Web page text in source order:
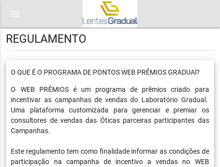
menu
REGULAMENTO
O QUE É O PROGRAMA DE PONTOS WEB PRÊMIOS GRADUAl?
O WEB PRÊMIOS é um programa de prêmios criado para
incentivar as campanhas de vendas do Laboratório Gradual.
Uma plataforma customizada para gerenciar e premiar os
consultores de vendas das Óticas parceiras participantes das
Campanhas.
Este regulamento tem como finalidade informar as condições de
participação na campanha de incentivo a vendas no WEB